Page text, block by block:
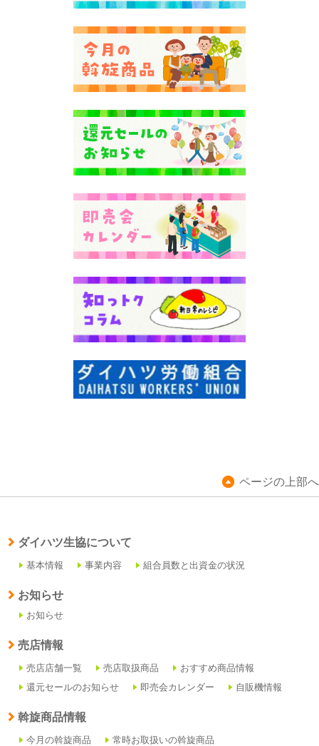
ページの上部へ
ダイハツ生協について
基本情報 事業内容 組合員数と出資金の状況
お知らせ
お知らせ
売店情報
売店店舗一覧 売店取扱商品
おすすめ商品情報
還元セールのお知らせ
即売会カレンダー 自販機情報
斡旋商品情報
今月の斡旋商品 常時お取扱いの斡旋商品